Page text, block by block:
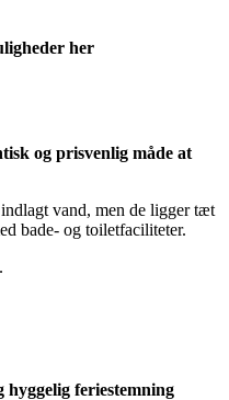
her
og prisvenlig måde at
vand, men de ligger tæt
bade- og toiletfaciliteter.
feriestemning